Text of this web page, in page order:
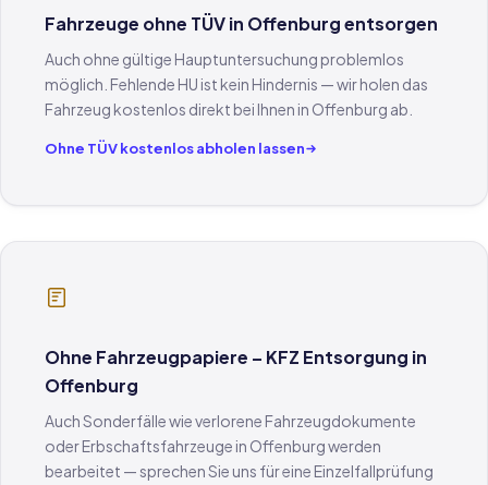
Fahrzeuge ohne TÜV in Offenburg entsorgen
Auch ohne gültige Hauptuntersuchung problemlos
möglich. Fehlende HU ist kein Hindernis — wir holen das
Fahrzeug kostenlos direkt bei Ihnen in Offenburg ab.
Ohne TÜV kostenlos abholen lassen
Ohne Fahrzeugpapiere – KFZ Entsorgung in
Offenburg
Auch Sonderfälle wie verlorene Fahrzeugdokumente
oder Erbschaftsfahrzeuge in Offenburg werden
bearbeitet — sprechen Sie uns für eine Einzelfallprüfung